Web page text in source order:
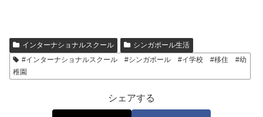
インターナショナルスクール
シンガポール生活
#インターナショナルスクール #シンガポール #イ学校 #移住 #幼
稚園
シェアする